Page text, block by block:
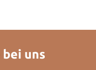
uns